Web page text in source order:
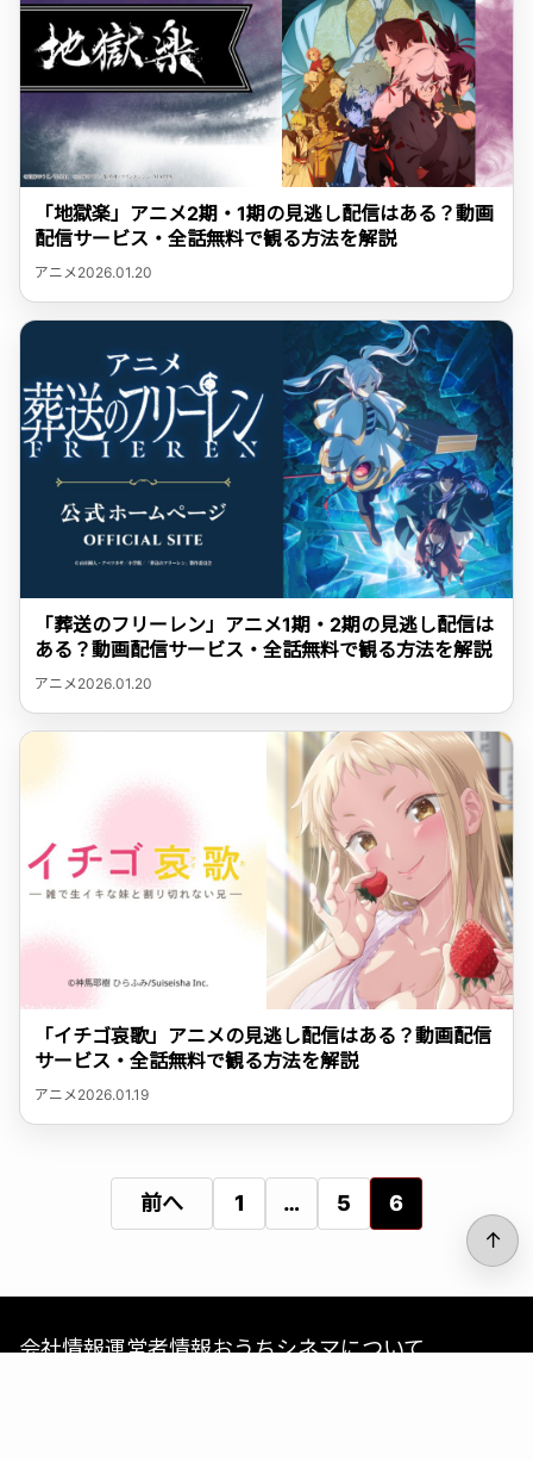
「地獄楽」アニメ2期・1期の見逃し配信はある？動画
配信サービス・全話無料で観る方法を解説
アニメ2026.01.20
「葬送のフリーレン」アニメ1期・2期の見逃し配信は
ある？動画配信サービス・全話無料で観る方法を解説
アニメ2026.01.20
「イチゴ哀歌」アニメの見逃し配信はある？動画配信
サービス・全話無料で観る方法を解説
アニメ2026.01.19
投
の
ペ
前へ 1 … 5 6
会社情報運営者情報おうちシネマについて
↑